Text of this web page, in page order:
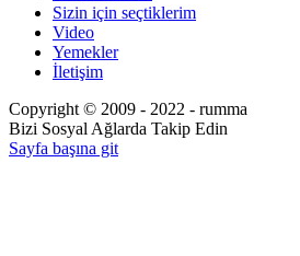
Sizin için seçtiklerim
Video
Yemekler
İletişim
Copyright © 2009 - 2022 - rumma
Bizi Sosyal Ağlarda Takip Edin
Sayfa başına git